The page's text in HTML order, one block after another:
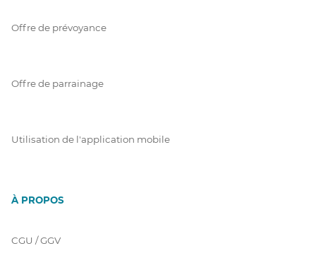
Offre de prévoyance
Offre de parrainage
Utilisation de l'application mobile
À PROPOS
CGU / GGV